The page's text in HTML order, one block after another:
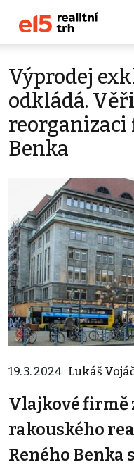
Výprodej
odkládá.
Benka
19. 3. 2024 Lukáš
Vlajkové firmě
rakouského
Reného